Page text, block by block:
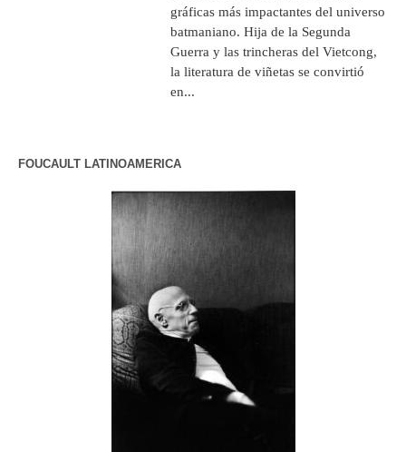
gráficas más impactantes del universo
batmaniano. Hija de la Segunda
Guerra y las trincheras del Vietcong,
la literatura de viñetas se convirtió
en...
FOUCAULT LATINOAMERICA